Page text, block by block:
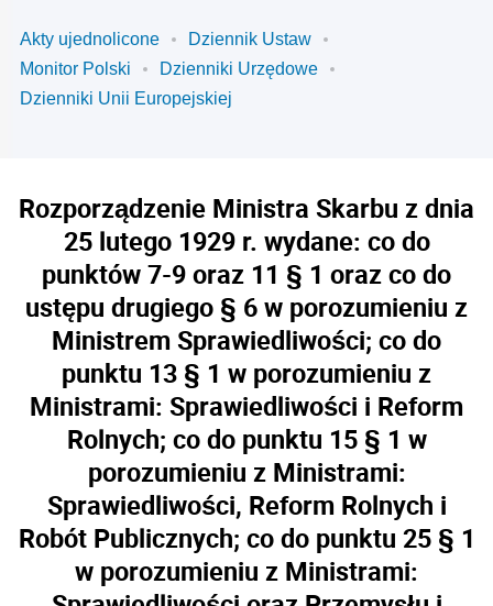
Akty ujednolicone
Dziennik Ustaw
Monitor Polski
Dzienniki Urzędowe
Dzienniki Unii Europejskiej
Rozporządzenie Ministra Skarbu z dnia
25 lutego 1929 r. wydane: co do
punktów 7-9 oraz 11 § 1 oraz co do
ustępu drugiego § 6 w porozumieniu z
Ministrem Sprawiedliwości; co do
punktu 13 § 1 w porozumieniu z
Ministrami: Sprawiedliwości i Reform
Rolnych; co do punktu 15 § 1 w
porozumieniu z Ministrami:
Sprawiedliwości, Reform Rolnych i
Robót Publicznych; co do punktu 25 § 1
w porozumieniu z Ministrami: